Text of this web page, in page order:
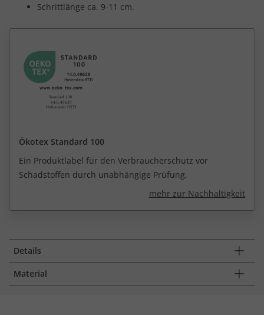
Schrittlänge ca. 9-11 cm.
Ökotex Standard 100
Ein Produktlabel für den Verbraucherschutz vor
Schadstoffen durch unabhängige Prüfung.
mehr zur Nachhaltigkeit
Details
Material